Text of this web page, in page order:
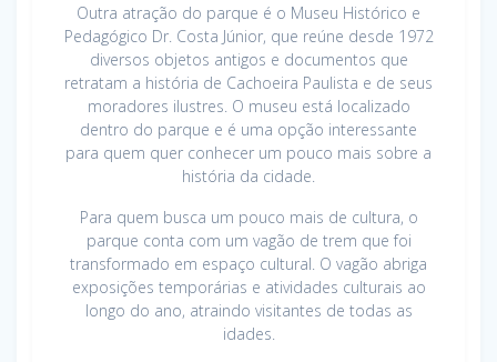
Outra atração do parque é o Museu Histórico e
Pedagógico Dr. Costa Júnior, que reúne desde 1972
diversos objetos antigos e documentos que
retratam a história de Cachoeira Paulista e de seus
moradores ilustres. O museu está localizado
dentro do parque e é uma opção interessante
para quem quer conhecer um pouco mais sobre a
história da cidade.
Para quem busca um pouco mais de cultura, o
parque conta com um vagão de trem que foi
transformado em espaço cultural. O vagão abriga
exposições temporárias e atividades culturais ao
longo do ano, atraindo visitantes de todas as
idades.